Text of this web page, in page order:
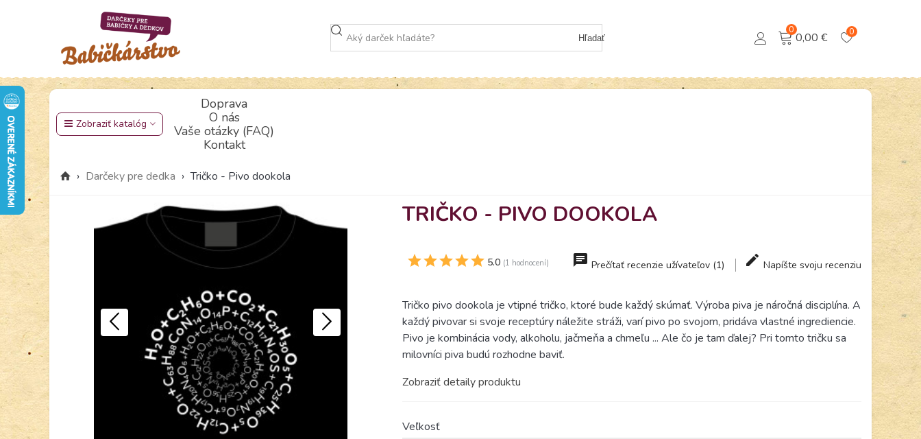
Hľadať
0
0,00 € 0
Zobraziť katalóg
Doprava
O nás
Vaše otázky (FAQ)
Kontakt
› Darčeky pre dedka › Tričko - Pivo dookola
TRIČKO - PIVO DOOKOLA
5.0 (1 hodnocení) Prečítať recenzie užívateľov (1) Napíšte svoju recenziu
Tričko pivo dookola je vtipné tričko, ktoré bude každý skúmať. Výroba piva je náročná disciplína. A
každý pivovar si svoje receptúry náležite stráži, varí pivo po svojom, pridáva vlastné ingrediencie.
Pivo je kombinácia vody, alkoholu, jačmeňa a chmeľu ... Ale čo je tam ďalej? Pri tomto tričku sa
milovníci piva budú rozhodne baviť.
Zobraziť detaily produktu
Veľkosť